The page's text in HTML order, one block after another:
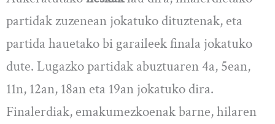
partidak zuzenean jokatuko dituztenak, eta
partida hauetako bi garaileek finala jokatuko
dute. Lugazko partidak abuztuaren 4a, 5ean,
11n, 12an, 18an eta 19an jokatuko dira.
Finalerdiak, emakumezkoenak barne, hilaren